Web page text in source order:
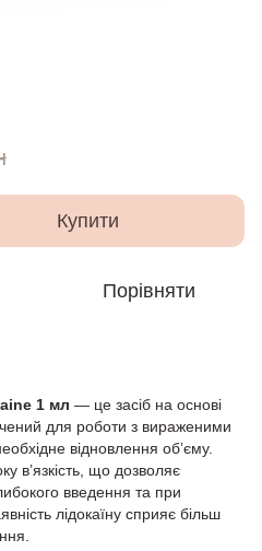
Купити
Порівняти
1 мл — це засіб на основі
для роботи з вираженими
відновлення обʼєму.
в’язкість, що дозволяє
введення та при
лідокаїну сприяє більш